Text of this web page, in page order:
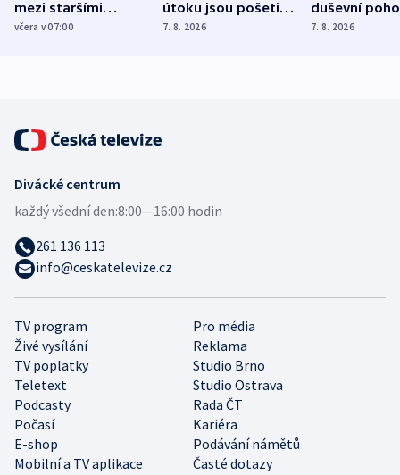
mezi staršími
Poláky nebezpečné
včera v 07:00
útoku jsou pošetilé,
míní estonský
7. 8. 2026
duševní
ukázala
7. 8. 2026
TV program
Pro média
Živé vysílání
Reklama
TV poplatky
Studio Brno
Teletext
Studio Ostrava
Podcasty
Rada ČT
Počasí
Kariéra
E-shop
Podávání námětů
Mobilní a TV aplikace
Časté dotazy
Divácké centrum
každý všední den:8:00—16:00 hodin
261 136 113
info@ceskatelevize.cz